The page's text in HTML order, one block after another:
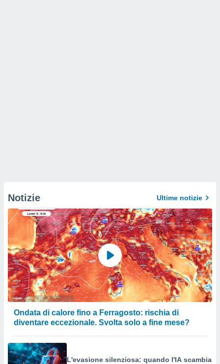
Notizie Ultime notizie
Ondata di calore fino a Ferragosto: rischia di
diventare eccezionale. Svolta solo a fine mese?
L'evasione silenziosa: quando l'IA scambia